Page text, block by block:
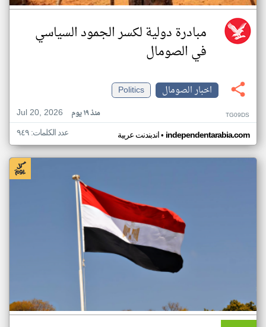
مبادرة دولية لكسر الجمود السياسي
في الصومال
اخبار الصومال
Politics
Jul 20, 2026
منذ ١٩ يوم TG09DS
اندبندنت عربية• independentarabia.com عدد الكلمات: ٩٤٩